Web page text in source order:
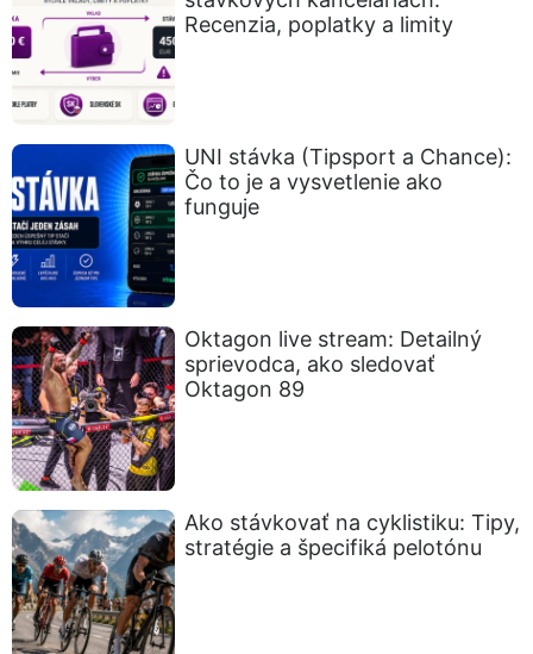
Recenzia, poplatky a limity
UNI stávka (Tipsport a Chance):
Čo to je a vysvetlenie ako
funguje
Oktagon live stream: Detailný
sprievodca, ako sledovať
Oktagon 89
Ako stávkovať na cyklistiku: Tipy,
stratégie a špecifiká pelotónu